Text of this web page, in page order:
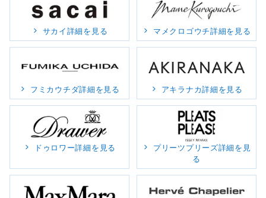
サカイ詳細を見る マメクロゴウチ詳細を見る
フミカウチダ詳細を見る アキラナカ詳細を見る
ドゥロワー詳細を見る
プリーツプリーズ詳細を見
る